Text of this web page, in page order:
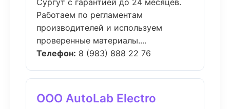
Сургут с гарантией до 24 месяцев.
Работаем по регламентам
производителей и используем
проверенные материалы....
Телефон: 8 (983) 888 22 76
ООО AutoLab Electro